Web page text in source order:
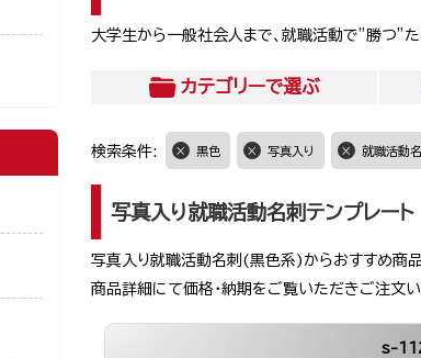
大学生から一般社会人まで、就職活動で”勝つ”
カテゴリーで選ぶ
検索条件: 黒色 写真入り 就職活動名
写真入り就職活動名刺テンプレート
写真入り就職活動名刺(黒色系)からおすすめ商品
商品詳細にて価格・納期をご覧いただきご注文
s-